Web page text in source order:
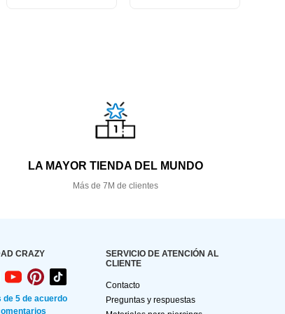
LA MAYOR TIENDA DEL MUNDO
Más de 7M de clientes
CRAZY
de 5 de acuerdo
SERVICIO DE ATENCIÓN AL
CLIENTE
Contacto
Preguntas y respuestas